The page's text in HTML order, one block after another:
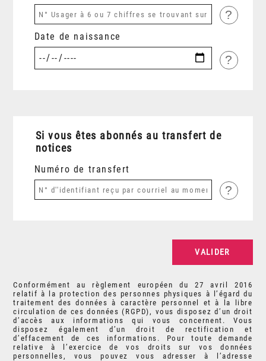
?
Date de naissance
?
Si vous êtes abonnés au transfert de
notices
Numéro de transfert
?
Conformément au règlement européen du 27 avril 2016
relatif à la protection des personnes physiques à l’égard du
traitement des données à caractère personnel et à la libre
circulation de ces données (RGPD), vous disposez d’un droit
d’accès aux informations qui vous concernent. Vous
disposez également d’un droit de rectification et
d’effacement de ces informations. Pour toute demande
relative à l’exercice de vos droits sur vos données
personnelles, vous pouvez vous adresser à l’adresse